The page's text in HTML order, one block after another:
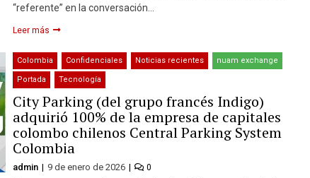
“referente” en la conversación…
Leer más
Colombia Confidenciales Noticias recientes nuam exchange
Portada Tecnología
City Parking (del grupo francés Indigo)
adquirió 100% de la empresa de capitales
colombo chilenos Central Parking System
Colombia
admin 9 de enero de 2026 0